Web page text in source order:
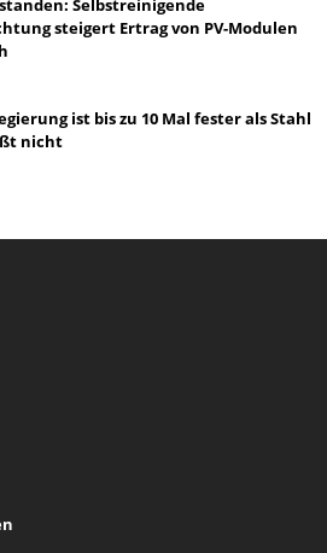
Selbstreinigende
steigert Ertrag von PV-Modulen
ist bis zu 10 Mal fester als Stahl
nicht